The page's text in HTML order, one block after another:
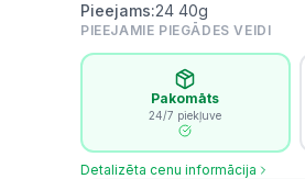
Pieejams:24 40g
PIEEJAMIE PIEGĀDES VEIDI
Pakomāts
24/7 piekļuve
Detalizēta cenu informācija